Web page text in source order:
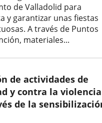
de Valladolid para
y garantizar unas fiestas
A través de Puntos
materiales...
de actividades de
y contra la violencia
de la